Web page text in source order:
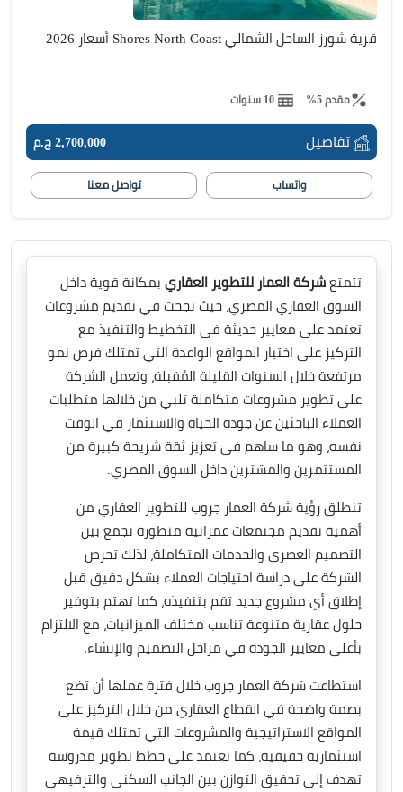
قرية شورز الساحل الشمالي Shores North Coast أسعار 2026
مقدم 5% 10 سنوات
تفاصيل 2,700,000 ج.م
واتساب تواصل معنا
تتمتع شركة العمار للتطوير العقاري بمكانة قوية داخل
السوق العقاري المصري، حيث نجحت في تقديم مشروعات
تعتمد على معايير حديثة في التخطيط والتنفيذ مع
التركيز على اختيار المواقع الواعدة التي تمتلك فرص نمو
مرتفعة خلال السنوات القليلة المُقبلة، وتعمل الشركة
على تطوير مشروعات متكاملة تلبي من خلالها متطلبات
العملاء الباحثين عن جودة الحياة والاستثمار في الوقت
نفسه، وهو ما ساهم في تعزيز ثقة شريحة كبيرة من
المستثمرين والمشترين داخل السوق المصري.
تنطلق رؤية شركة العمار جروب للتطوير العقاري من
أهمية تقديم مجتمعات عمرانية متطورة تجمع بين
التصميم العصري والخدمات المتكاملة، لذلك تحرص
الشركة على دراسة احتياجات العملاء بشكل دقيق قبل
إطلاق أي مشروع جديد تقم بتنفيذه، كما تهتم بتوفير
حلول عقارية متنوعة تناسب مختلف الميزانيات، مع الالتزام
بأعلى معايير الجودة في مراحل التصميم والإنشاء.
استطاعت شركة العمار جروب خلال فترة عملها أن تضع
بصمة واضحة في القطاع العقاري من خلال التركيز على
المواقع الاستراتيجية والمشروعات التي تمتلك قيمة
استثمارية حقيقية، كما تعتمد على خطط تطوير مدروسة
تهدف إلى تحقيق التوازن بين الجانب السكني والترفيهي